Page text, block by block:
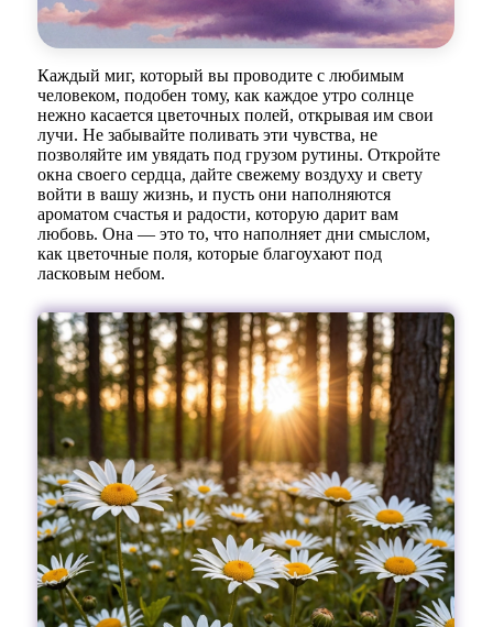
Каждый миг, который вы проводите с любимым
человеком, подобен тому, как каждое утро солнце
нежно касается цветочных полей, открывая им свои
лучи. Не забывайте поливать эти чувства, не
позволяйте им увядать под грузом рутины. Откройте
окна своего сердца, дайте свежему воздуху и свету
войти в вашу жизнь, и пусть они наполняются
ароматом счастья и радости, которую дарит вам
любовь. Она — это то, что наполняет дни смыслом,
как цветочные поля, которые благоухают под
ласковым небом.